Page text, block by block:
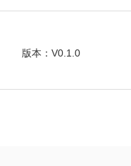
版本：V0.1.0